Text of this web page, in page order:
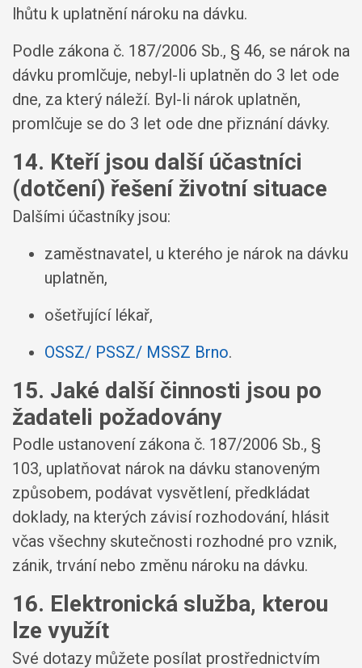
lhůtu k uplatnění nároku na dávku.
Podle zákona č. 187/2006 Sb., § 46, se nárok na
dávku promlčuje, nebyl-li uplatněn do 3 let ode
dne, za který náleží. Byl-li nárok uplatněn,
promlčuje se do 3 let ode dne přiznání dávky.
14. Kteří jsou další účastníci
(dotčení) řešení životní situace
Dalšími účastníky jsou:
zaměstnavatel, u kterého je nárok na dávku
uplatněn,
ošetřující lékař,
OSSZ/ PSSZ/ MSSZ Brno.
15. Jaké další činnosti jsou po
žadateli požadovány
Podle ustanovení zákona č. 187/2006 Sb., §
103, uplatňovat nárok na dávku stanoveným
způsobem, podávat vysvětlení, předkládat
doklady, na kterých závisí rozhodování, hlásit
včas všechny skutečnosti rozhodné pro vznik,
zánik, trvání nebo změnu nároku na dávku.
16. Elektronická služba, kterou
lze využít
Své dotazy můžete posílat prostřednictvím